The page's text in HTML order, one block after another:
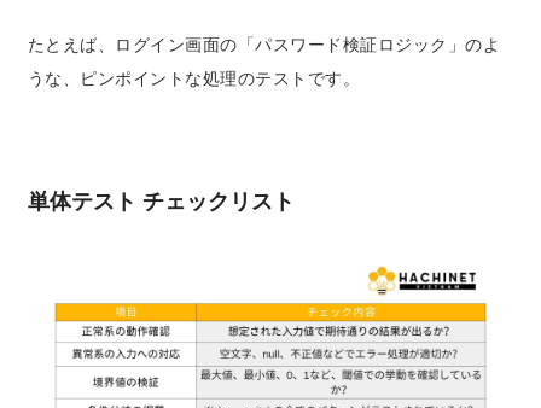
たとえば、ログイン画面の「パスワード検証ロジック」のよ
うな、ピンポイントな処理のテストです。
単体テスト チェックリスト